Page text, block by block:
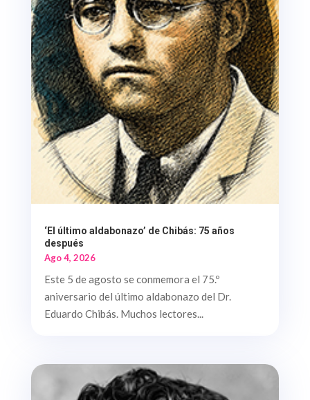
‘El último aldabonazo’ de Chibás: 75 años
después
Ago 4, 2026
Este 5 de agosto se conmemora el 75.º
aniversario del último aldabonazo del Dr.
Eduardo Chibás. Muchos lectores...